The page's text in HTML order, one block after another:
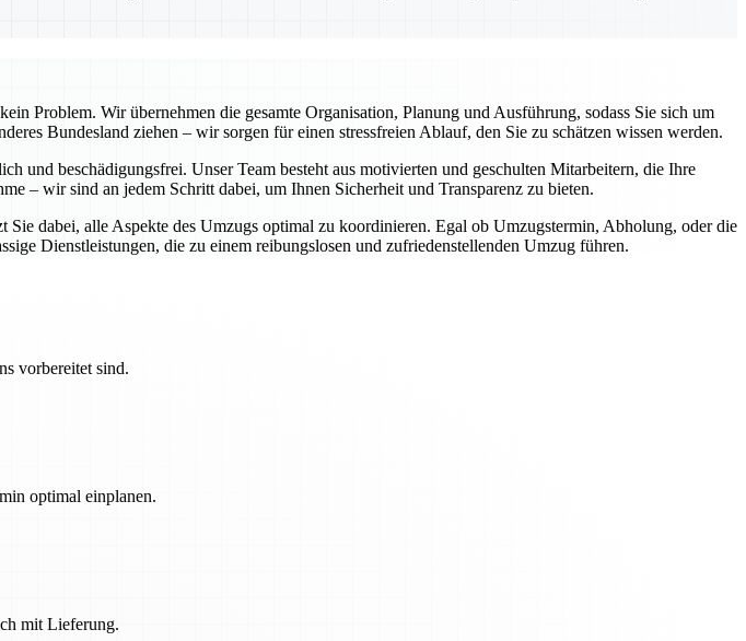
Problem. Wir übernehmen die gesamte Organisation, Planung und Ausführung, sodass Sie sich um
Bundesland ziehen – wir sorgen für einen stressfreien Ablauf, den Sie zu schätzen wissen werden.
und beschädigungsfrei. Unser Team besteht aus motivierten und geschulten Mitarbeitern, die Ihre
– wir sind an jedem Schritt dabei, um Ihnen Sicherheit und Transparenz zu bieten.
dabei, alle Aspekte des Umzugs optimal zu koordinieren. Egal ob Umzugstermin, Abholung, oder die
Dienstleistungen, die zu einem reibungslosen und zufriedenstellenden Umzug führen.
vorbereitet sind.
optimal einplanen.
mit Lieferung.